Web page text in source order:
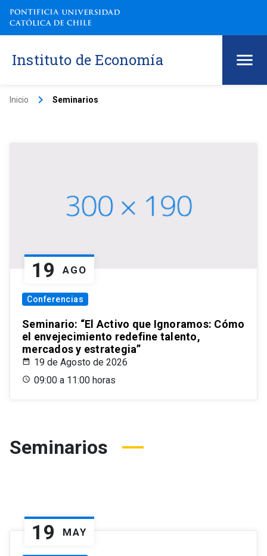
Instituto de Economía
Inicio keyboard_arrow_right Seminarios
19 AGO
Conferencias
Seminario: “El Activo que Ignoramos: Cómo
el envejecimiento redefine talento,
mercados y estrategia”
19 de Agosto de 2026
09:00 a 11:00 horas
Seminarios
19 MAY